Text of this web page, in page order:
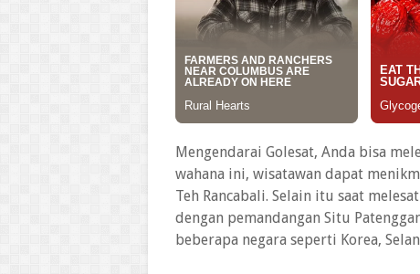
Mengendarai Golesat, Anda bisa
wahana ini, wisatawan dapat
Teh Rancabali. Selain itu saat
dengan pemandangan Situ
beberapa negara seperti Korea,